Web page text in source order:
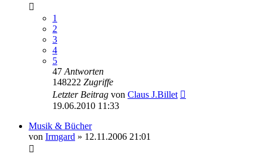
1
2
3
4
5
47 Antworten
148222 Zugriffe
Letzter Beitrag von Claus J.Billet
19.06.2010 11:33
Musik & Bücher
von Irmgard » 12.11.2006 21:01